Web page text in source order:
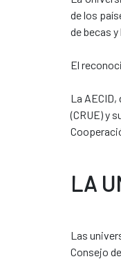
de los
de becas
El
La
(CRUE) y
LA
Las
Consejo